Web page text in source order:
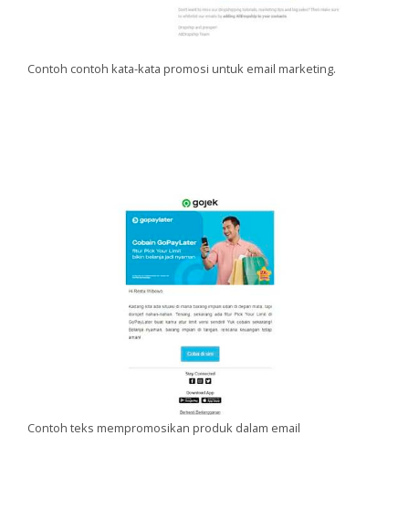
Contoh contoh kata-kata promosi untuk email marketing.
Contoh teks mempromosikan produk dalam email